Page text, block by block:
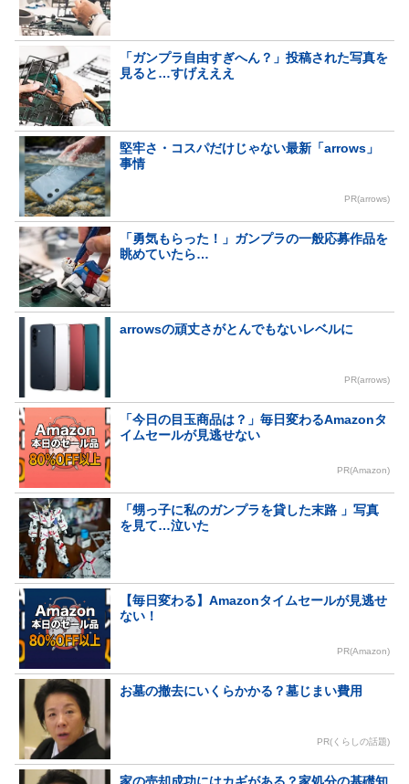
「ガンプラ自由すぎへん？」投稿された写真を
見ると…すげえええ
堅牢さ・コスパだけじゃない最新「arrows」
事情
PR(arrows)
「勇気もらった！」ガンプラの一般応募作品を
眺めていたら…
arrowsの頑丈さがとんでもないレベルに
PR(arrows)
「今日の目玉商品は？」毎日変わるAmazonタ
イムセールが見逃せない
PR(Amazon)
「甥っ子に私のガンプラを貸した末路 」写真
を見て…泣いた
【毎日変わる】Amazonタイムセールが見逃せ
ない！
PR(Amazon)
お墓の撤去にいくらかかる？墓じまい費用
PR(くらしの話題)